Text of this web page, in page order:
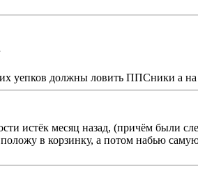
уепков должны ловить ППСники а
истёк месяц назад, (причём были
положу в корзинку, а потом набью